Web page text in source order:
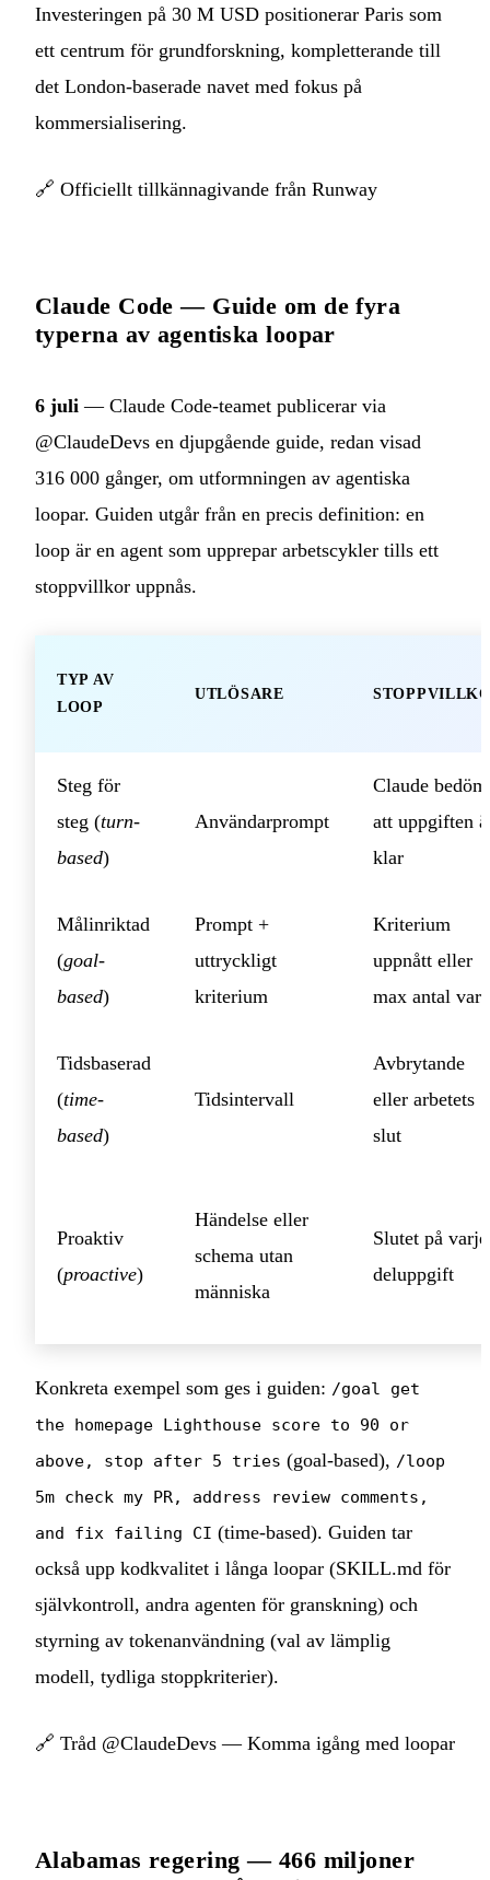
Investeringen på 30 M USD positionerar Paris som
ett centrum för grundforskning, kompletterande till
det London-baserade navet med fokus på
kommersialisering.
🔗 Officiellt tillkännagivande från Runway
Claude Code — Guide om de fyra
typerna av agentiska loopar
6 juli — Claude Code-teamet publicerar via
@ClaudeDevs en djupgående guide, redan visad
316 000 gånger, om utformningen av agentiska
loopar. Guiden utgår från en precis definition: en
loop är en agent som upprepar arbetscykler tills ett
stoppvillkor uppnås.
TYP AV
LOOP
UTLÖSARE
Steg för
steg (turn-
based)
Användarprompt
Claude
att uppgiften
klar
Målinriktad
(goal-
based)
Prompt +
uttryckligt
kriterium
Kriterium
uppnått eller
max antal varv
Tidsbaserad
(time-
based)
Tidsintervall
Avbrytande
eller arbetets
slut
Proaktiv
(proactive)
Händelse eller
schema utan
människa
Slutet på varje
deluppgift
Konkreta exempel som ges i guiden: /goal get
the homepage Lighthouse score to 90 or
above, stop after 5 tries (goal-based), /loop
5m check my PR, address review comments,
and fix failing CI (time-based). Guiden tar
också upp kodkvalitet i långa loopar (SKILL.md för
självkontroll, andra agenten för granskning) och
styrning av tokenanvändning (val av lämplig
modell, tydliga stoppkriterier).
🔗 Tråd @ClaudeDevs — Komma igång med loopar
Alabamas regering — 466 miljoner